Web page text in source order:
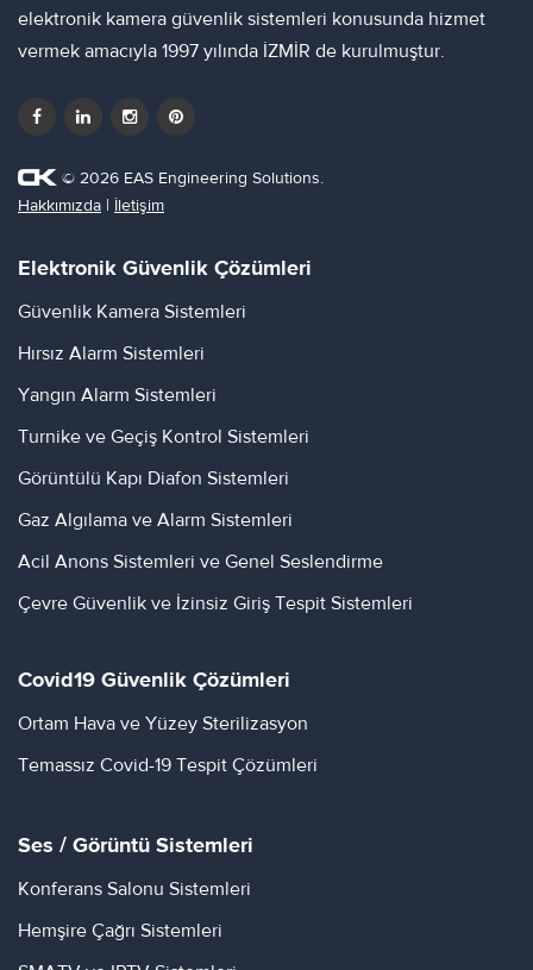
elektronik kamera güvenlik sistemleri konusunda hizmet
vermek amacıyla 1997 yılında İZMİR de kurulmuştur.
© 2026 EAS Engineering Solutions.
Hakkımızda | İletişim
Elektronik Güvenlik Çözümleri
Güvenlik Kamera Sistemleri
Hırsız Alarm Sistemleri
Yangın Alarm Sistemleri
Turnike ve Geçiş Kontrol Sistemleri
Görüntülü Kapı Diafon Sistemleri
Gaz Algılama ve Alarm Sistemleri
Acil Anons Sistemleri ve Genel Seslendirme
Çevre Güvenlik ve İzinsiz Giriş Tespit Sistemleri
Covid19 Güvenlik Çözümleri
Ortam Hava ve Yüzey Sterilizasyon
Temassız Covid-19 Tespit Çözümleri
Ses / Görüntü Sistemleri
Konferans Salonu Sistemleri
Hemşire Çağrı Sistemleri